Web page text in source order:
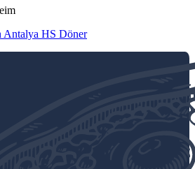
Antalya HS Döner